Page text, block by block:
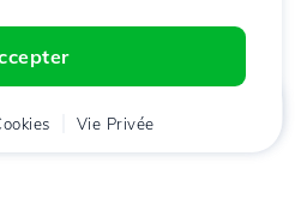
Vie Privée
Panier Chat